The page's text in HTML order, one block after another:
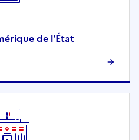
de l'État